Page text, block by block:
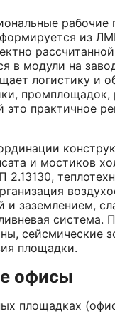
рабочие
формируется из
в модули на
логистику и
практичное
и мостиков
и заземлением,
система.
сейсмические
площадки.
офисы
площадках